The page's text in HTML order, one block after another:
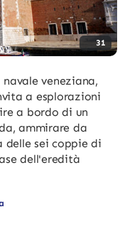
31
veneziana,
a esplorazioni
a bordo di un
ammirare da
delle sei coppie di
dell'eredità